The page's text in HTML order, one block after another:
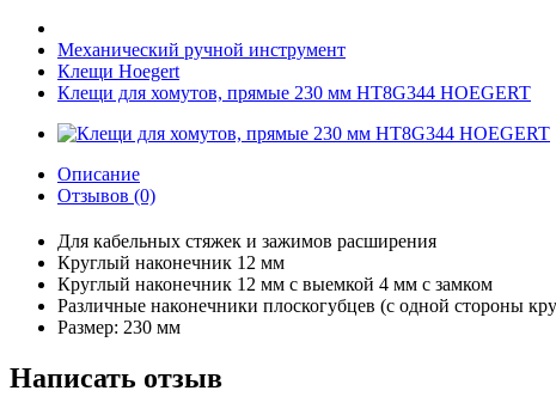
Механический ручной инструмент
Клещи Hoegert
Клещи для хомутов, прямые 230 мм HT8G344 HOEGERT
Описание
Отзывов (0)
Для кабельных стяжек и зажимов расширения
Круглый наконечник 12 мм
Круглый наконечник 12 мм с выемкой 4 мм с замком
Различные наконечники плоскогубцев (с одной стороны
Размер: 230 мм
Написать отзыв